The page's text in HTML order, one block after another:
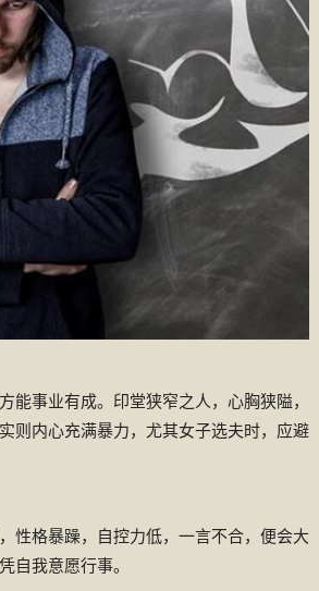
能事业有成。印堂狭窄之人，心胸狭隘，
则内心充满暴力，尤其女子选夫时，应避
性格暴躁，自控力低，一言不合，便会大
自我意愿行事。